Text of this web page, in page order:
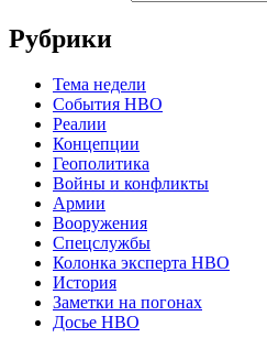
Рубрики
Тема недели
События НВО
Реалии
Концепции
Геополитика
Войны и конфликты
Армии
Вооружения
Спецслужбы
Колонка эксперта НВО
История
Заметки на погонах
Досье НВО